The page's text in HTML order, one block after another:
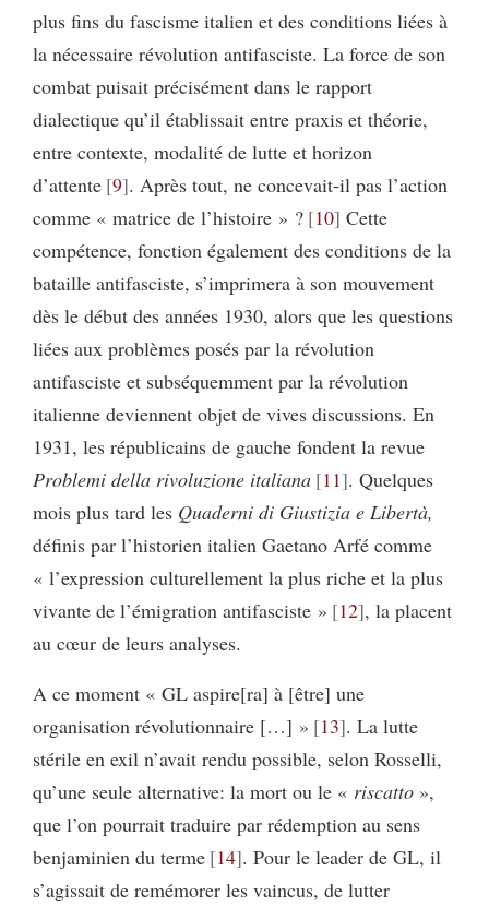
plus fins du fascisme italien et des conditions liées à
la nécessaire révolution antifasciste. La force de son
combat puisait précisément dans le rapport
dialectique qu’il établissait entre praxis et théorie,
entre contexte, modalité de lutte et horizon
d’attente 9 . Après tout, ne concevait-il pas l’action
comme « matrice de l’histoire » ? 10 Cette
compétence, fonction également des conditions de la
bataille antifasciste, s’imprimera à son mouvement
dès le début des années 1930, alors que les questions
liées aux problèmes posés par la révolution
antifasciste et subséquemment par la révolution
italienne deviennent objet de vives discussions. En
1931, les républicains de gauche fondent la revue
Problemi della rivoluzione italiana 11 . Quelques
mois plus tard les Quaderni di Giustizia e Libertà,
définis par l’historien italien Gaetano Arfé comme
« l’expression culturellement la plus riche et la plus
vivante de l’émigration antifasciste » 12 , la placent
au cœur de leurs analyses.
A ce moment « GL aspire[ra] à [être] une
organisation révolutionnaire […] » 13 . La lutte
stérile en exil n’avait rendu possible, selon Rosselli,
qu’une seule alternative: la mort ou le « riscatto »,
que l’on pourrait traduire par rédemption au sens
benjaminien du terme 14 . Pour le leader de GL, il
s’agissait de remémorer les vaincus, de lutter